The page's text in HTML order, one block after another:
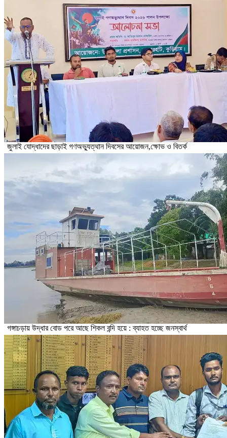
জুলাই যোদ্ধাদের ছাড়াই গণঅভ্যুত্থান দিবসের আয়োজন,ক্ষোভ ও বিতর্ক
গঙ্গাচড়ায় উদ্ধার বোড পরে আছে শিকল বন্দি হয়ে : ব্যাহত হচ্ছে জনস্বার্থ